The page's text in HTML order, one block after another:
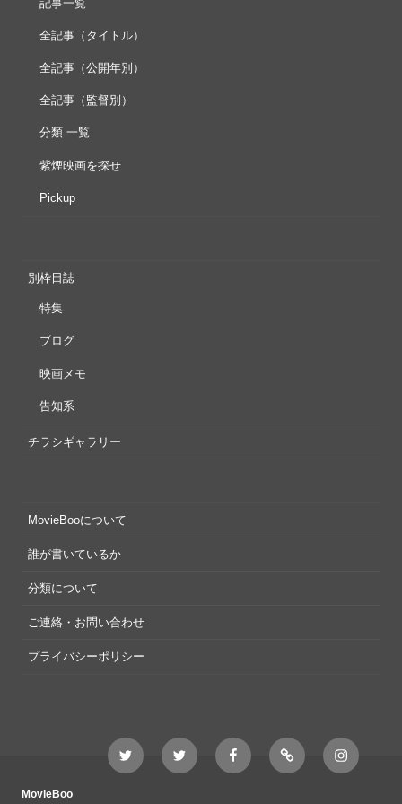
記事一覧
全記事（タイトル）
全記事（公開年別）
全記事（監督別）
分類 一覧
紫煙映画を探せ
Pickup
別枠日誌
特集
ブログ
映画メモ
告知系
チラシギャラリー
MovieBooについて
誰が書いているか
分類について
ご連絡・お問い合わせ
プライバシーポリシー
Twitter
MovieBoo
Twitter
Nezshi
Movieboo
Facebook
Feedly
Instagram
Nezshi
MovieBoo